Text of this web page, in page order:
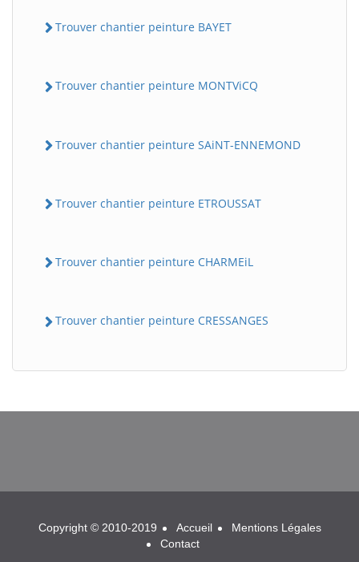
Trouver chantier peinture BAYET
Trouver chantier peinture MONTViCQ
Trouver chantier peinture SAiNT-ENNEMOND
Trouver chantier peinture ETROUSSAT
Trouver chantier peinture CHARMEiL
Trouver chantier peinture CRESSANGES
BatiWebPro
Copyright © 2010-2019 Accueil
Mentions Légales
Contact